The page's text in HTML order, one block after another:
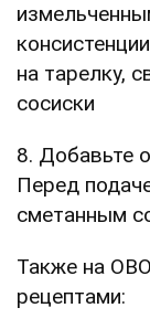
на тарелку,
сосиски
8. Добавьте
Перед
сметанным
Также на
рецептами: